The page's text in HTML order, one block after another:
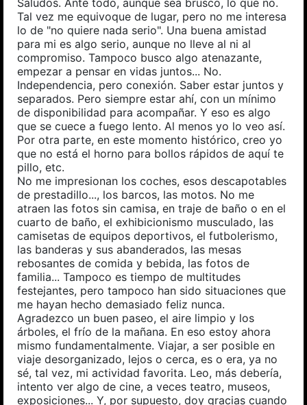
Saludos. Ante todo, aunque sea brusco, lo que no.
Tal vez me equivoque de lugar, pero no me interesa
lo de "no quiere nada serio". Una buena amistad
para mi es algo serio, aunque no lleve al ni al
compromiso. Tampoco busco algo atenazante,
empezar a pensar en vidas juntos... No.
Independencia, pero conexión. Saber estar juntos y
separados. Pero siempre estar ahí, con un mínimo
de disponibilidad para acompañar. Y eso es algo
que se cuece a fuego lento. Al menos yo lo veo así.
Por otra parte, en este momento histórico, creo yo
que no está el horno para bollos rápidos de aquí te
pillo, etc.
No me impresionan los coches, esos descapotables
de prestadillo..., los barcos, las motos. No me
atraen las fotos sin camisa, en traje de baño o en el
cuarto de baño, el exhibicionismo musculado, las
camisetas de equipos deportivos, el futbolerismo,
las banderas y sus abanderados, las mesas
rebosantes de comida y bebida, las fotos de
familia... Tampoco es tiempo de multitudes
festejantes, pero tampoco han sido situaciones que
me hayan hecho demasiado feliz nunca.
Agradezco un buen paseo, el aire limpio y los
árboles, el frío de la mañana. En eso estoy ahora
mismo fundamentalmente. Viajar, a ser posible en
viaje desorganizado, lejos o cerca, es o era, ya no
sé, tal vez, mi actividad favorita. Leo, más debería,
intento ver algo de cine, a veces teatro, museos,
exposiciones... Y, por supuesto, doy gracias cuando